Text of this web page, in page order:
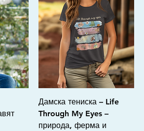
Дамска тениска – Life
Through My Eyes –
природа, ферма и